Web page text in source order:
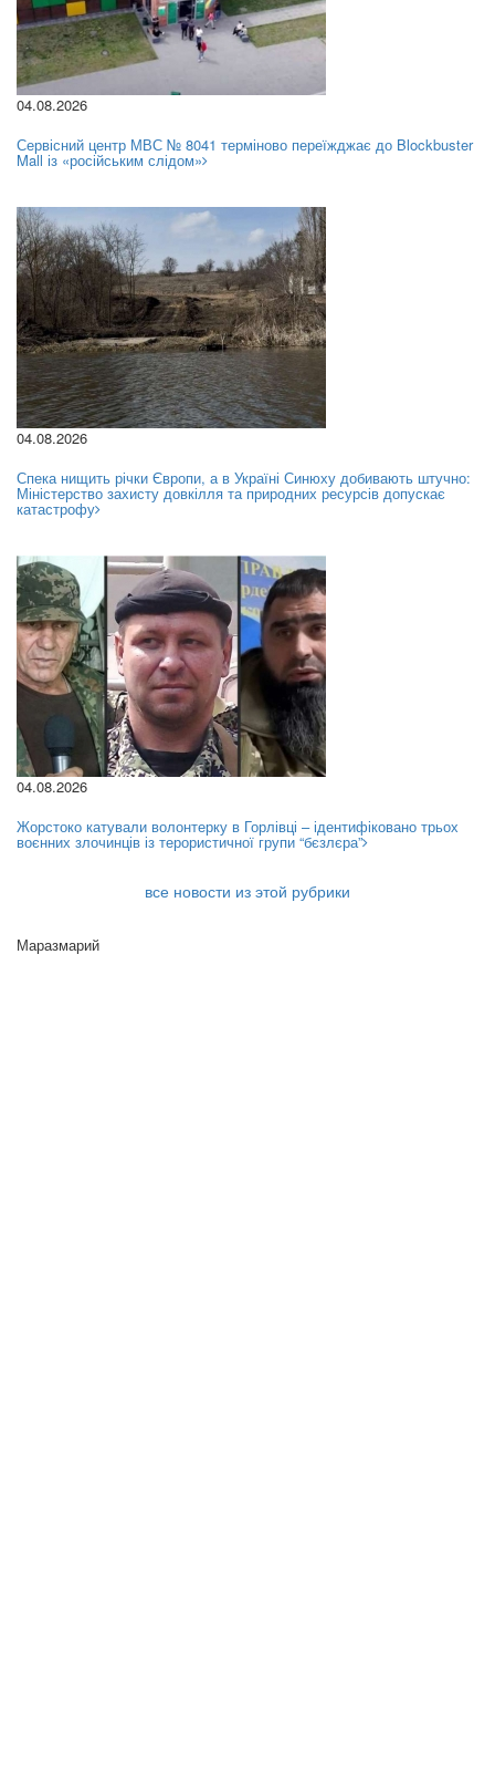
04.08.2026
Сервісний центр МВС № 8041 терміново переїжджає до Blockbuster
Mall із «російським слідом»
04.08.2026
Спека нищить річки Європи, а в Україні Синюху добивають штучно:
Міністерство захисту довкілля та природних ресурсів допускає
катастрофу
04.08.2026
Жорстоко катували волонтерку в Горлівці – ідентифіковано трьох
воєнних злочинців із терористичної групи “бєзлєра”
все новости из этой рубрики
Маразмарий